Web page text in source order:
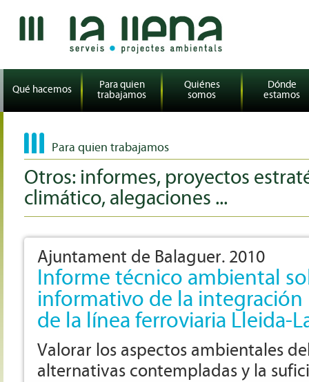
Qué hacemos
Para quien
trabajamos
Quiénes
somos
Dónde
estamos
Para quien trabajamos
Otros: informes, proyectos
climático, alegaciones ...
Ajuntament de Balaguer. 2010
Informe técnico ambiental
informativo de la integración
de la línea ferroviaria Lleida-
Valorar los aspectos ambientales
alternativas contempladas y la